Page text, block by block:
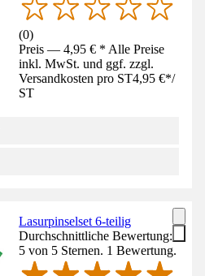
(0)
Preis — 4,95 € * Alle Preise
inkl. MwSt. und ggf. zzgl.
Versandkosten pro ST4,95 €*/
ST
Lasurpinselset 6-teilig
Durchschnittliche Bewertung:
5 von 5 Sternen. 1 Bewertung.